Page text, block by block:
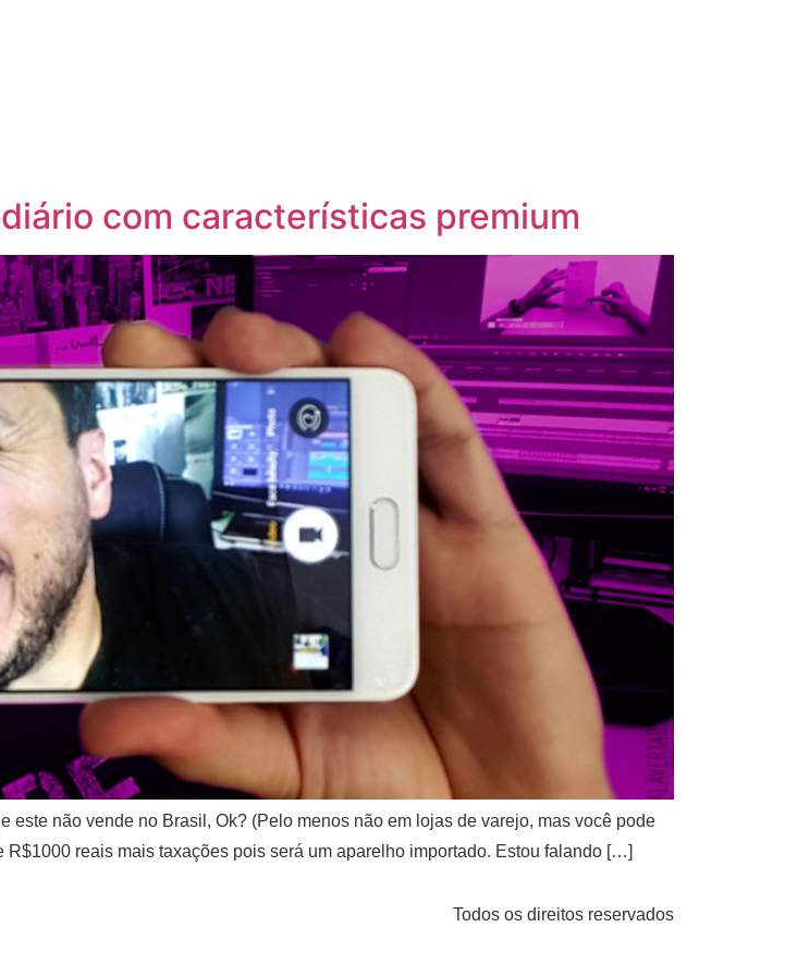
com características premium
não vende no Brasil, Ok? (Pelo menos não em lojas de varejo, mas você pode
reais mais taxações pois será um aparelho importado. Estou falando […]
Todos os direitos reservados